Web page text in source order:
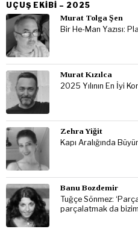
UÇUŞ EKIBI – 2025
Murat Tolga Şen
Bir He-Man Yazısı:
Murat Kızılca
2025 Yılının En İyi
Zehra Yiğit
Kapı Aralığında
Banu Bozdemir
Tuğçe Sönmez:
parçalatmak da